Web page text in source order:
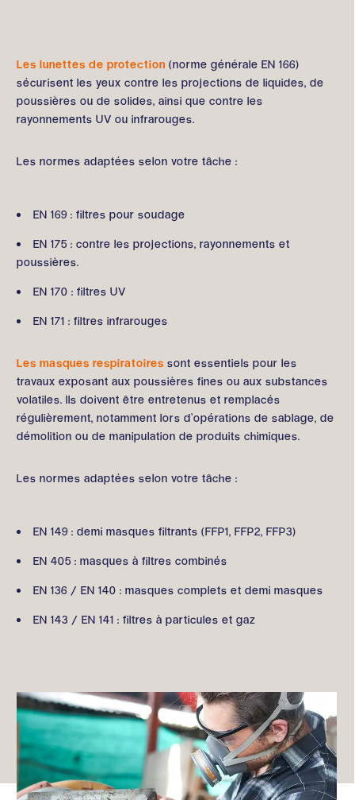
Les lunettes de protection (norme générale EN 166)
sécurisent les yeux contre les projections de liquides, de
poussières ou de solides, ainsi que contre les
rayonnements UV ou infrarouges.
Les normes adaptées selon votre tâche :
EN 169 : filtres pour soudage
EN 175 : contre les projections, rayonnements et
poussières.
EN 170 : filtres UV
EN 171 : filtres infrarouges
Les masques respiratoires sont essentiels pour les
travaux exposant aux poussières fines ou aux substances
volatiles. Ils doivent être entretenus et remplacés
régulièrement, notamment lors d’opérations de sablage, de
démolition ou de manipulation de produits chimiques.
Les normes adaptées selon votre tâche :
EN 149 : demi masques filtrants (FFP1, FFP2, FFP3)
EN 405 : masques à filtres combinés
EN 136 / EN 140 : masques complets et demi masques
EN 143 / EN 141 : filtres à particules et gaz